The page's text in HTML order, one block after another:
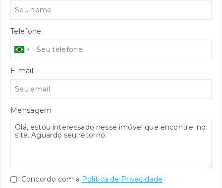
Telefone
E-mail
Mensagem
Concordo com a Política de Privacidade